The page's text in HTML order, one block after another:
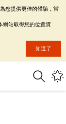
您提供更佳的體驗，當
網站取得您的位置資
知道了